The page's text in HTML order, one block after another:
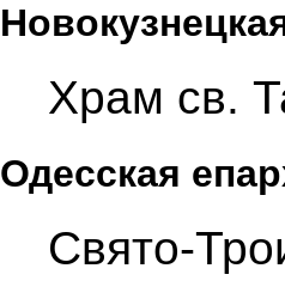
Храм св.
Одесская
Свято-